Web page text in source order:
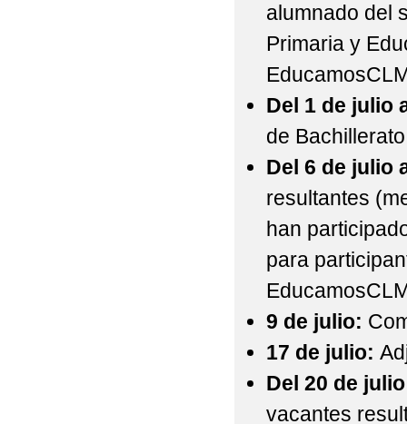
alumnado del
Primaria y
Del 1 de julio
de
Del 6 de julio
resultantes
han
para
9 de julio:
17 de julio:
Del 20 de
vacantes